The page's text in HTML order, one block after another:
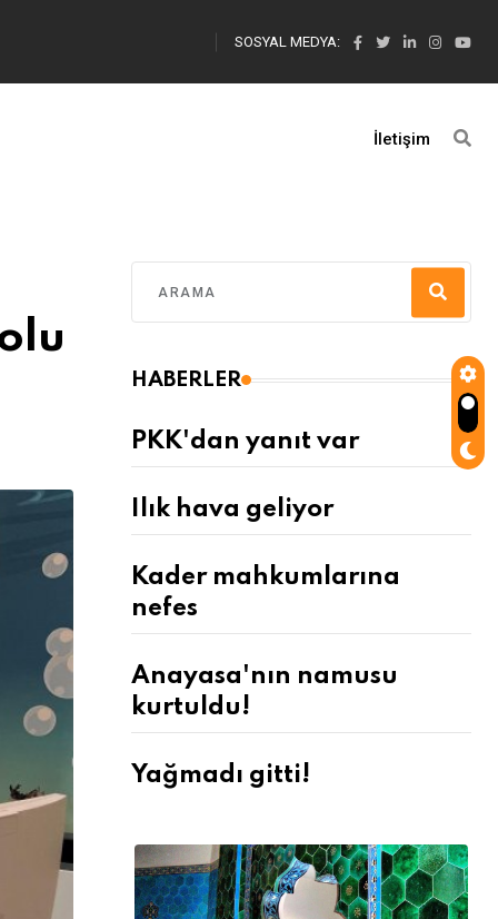
SOSYAL MEDYA:
İletişim
HABERLER
PKK'dan yanıt var
Ilık hava geliyor
Kader mahkumlarına
nefes
Anayasa'nın namusu
kurtuldu!
Yağmadı gitti!